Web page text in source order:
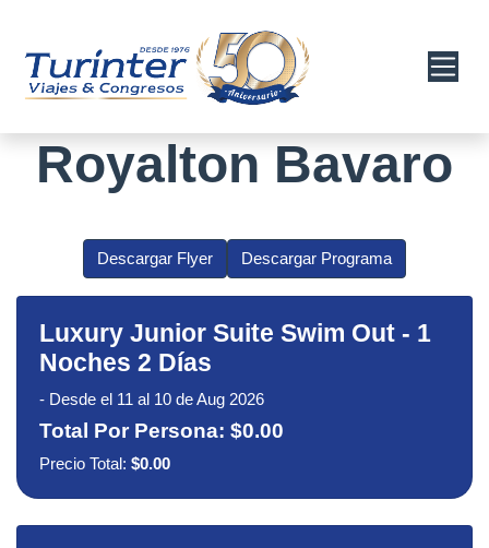
Royalton Bavaro
Descargar Flyer Descargar Programa
Luxury Junior Suite Swim Out - 1
Noches 2 Días
- Desde el 11 al 10 de Aug 2026
Total Por Persona: $0.00
Precio Total: $0.00